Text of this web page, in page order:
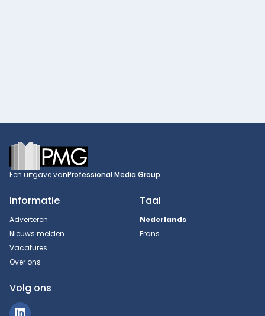
Footer
Een uitgave vanProfessional Media Group
Informatie
Adverteren
Nieuws melden
Vacatures
Over ons
Taal
Nederlands
Frans
Volg ons